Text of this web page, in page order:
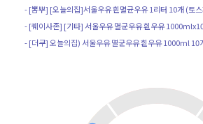
- [뽐뿌] [오늘의집]서울우유 흰멸균우유 1리터 10개 (토
- [퀘이사존] [기타] 서울우유 멸균우유 흰우유
- [더쿠] 오늘의집) 서울우유 멸균우유 흰우유 1000ml 10